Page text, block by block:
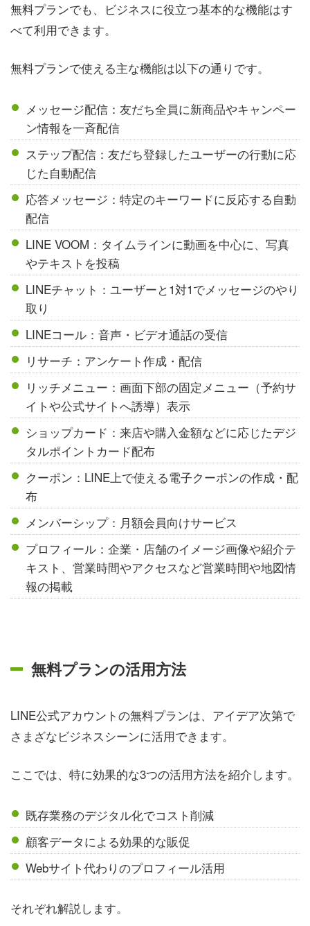
無料プランでも、ビジネスに役立つ基本的な機能はす
べて利用できます。
無料プランで使える主な機能は以下の通りです。
メッセージ配信：友だち全員に新商品やキャンペー
ン情報を一斉配信
ステップ配信：友だち登録したユーザーの行動に応
じた自動配信
応答メッセージ：特定のキーワードに反応する自動
配信
LINE VOOM：タイムラインに動画を中心に、写真
やテキストを投稿
LINEチャット：ユーザーと1対1でメッセージのやり
取り
LINEコール：音声・ビデオ通話の受信
リサーチ：アンケート作成・配信
リッチメニュー：画面下部の固定メニュー（予約サ
イトや公式サイトへ誘導）表示
ショップカード：来店や購入金額などに応じたデジ
タルポイントカード配布
クーポン：LINE上で使える電子クーポンの作成・配
布
メンバーシップ：月額会員向けサービス
プロフィール：企業・店舗のイメージ画像や紹介テ
キスト、営業時間やアクセスなど営業時間や地図情
報の掲載
無料プランの活用方法
LINE公式アカウントの無料プランは、アイデア次第で
さまざなビジネスシーンに活用できます。
ここでは、特に効果的な3つの活用方法を紹介します。
既存業務のデジタル化でコスト削減
顧客データによる効果的な販促
Webサイト代わりのプロフィール活用
それぞれ解説します。